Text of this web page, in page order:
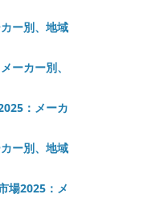
ー別、地域
ーカー別、
：メーカ
ー別、地域
場2025：メ